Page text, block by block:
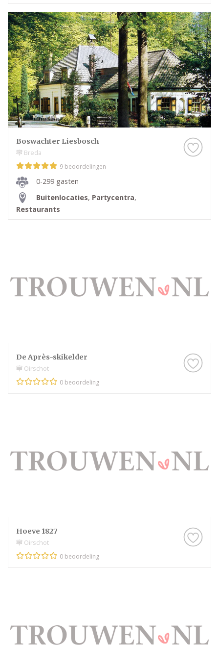
Boswachter Liesbosch
Breda
9 beoordelingen
0-299 gasten
Buitenlocaties, Partycentra,
Restaurants
De Après-skikelder
Oirschot
0 beoordeling
Hoeve 1827
Oirschot
0 beoordeling